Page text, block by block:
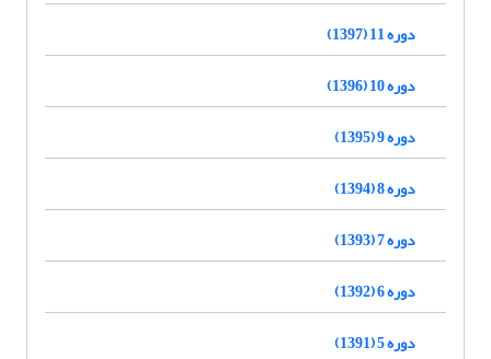
دوره 11 (1397)
دوره 10 (1396)
دوره 9 (1395)
دوره 8 (1394)
دوره 7 (1393)
دوره 6 (1392)
دوره 5 (1391)